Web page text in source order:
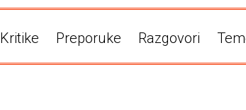
Kritike Preporuke Razgovori